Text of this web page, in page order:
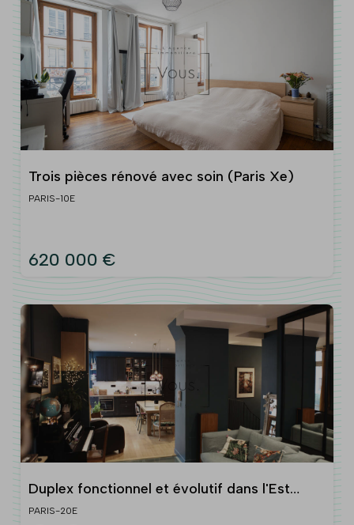
Trois pièces rénové avec soin (Paris Xe)
PARIS-10E
620 000 €
Duplex fonctionnel et évolutif dans l'Est
parisien (Paris XXe)
PARIS-20E